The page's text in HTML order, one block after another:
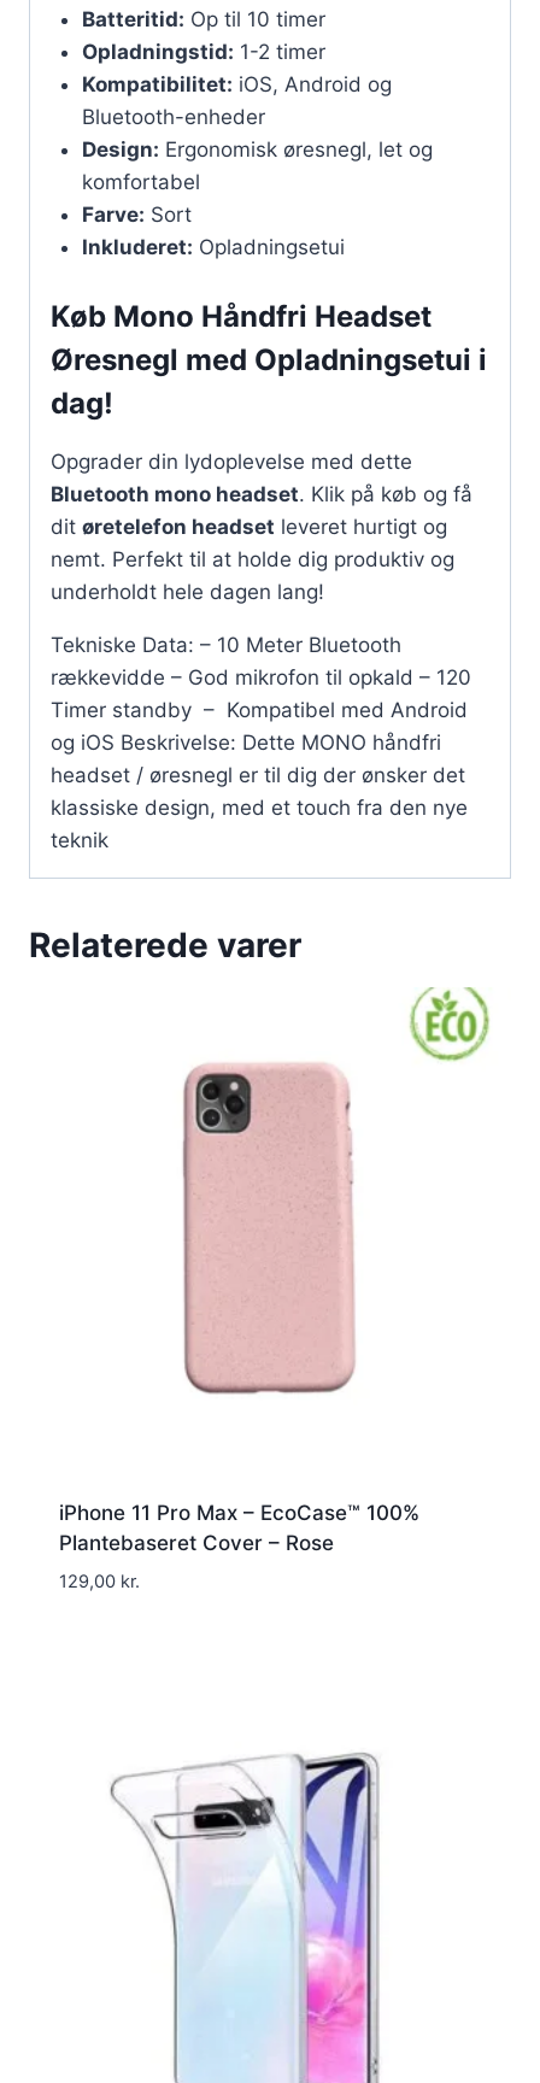
Batteritid: Op til 10 timer
Opladningstid: 1-2 timer
Kompatibilitet: iOS, Android og
Bluetooth-enheder
Design: Ergonomisk øresnegl, let og
komfortabel
Farve: Sort
Inkluderet: Opladningsetui
Køb Mono Håndfri Headset
Øresnegl med Opladningsetui i
dag!
Opgrader din lydoplevelse med dette
Bluetooth mono headset. Klik på køb og få
dit øretelefon headset leveret hurtigt og
nemt. Perfekt til at holde dig produktiv og
underholdt hele dagen lang!
Tekniske Data: – 10 Meter Bluetooth
rækkevidde – God mikrofon til opkald – 120
Timer standby – Kompatibel med Android
og iOS Beskrivelse: Dette MONO håndfri
headset / øresnegl er til dig der ønsker det
klassiske design, med et touch fra den nye
teknik
Relaterede varer
iPhone 11 Pro Max – EcoCase™ 100%
Plantebaseret Cover – Rose
129,00 kr.